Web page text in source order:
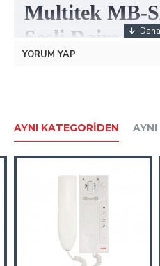
Multitek MB-
Sesli Daire
Ölçüler
YORUM YAP
AYNI KATEGORIDEN AYNI